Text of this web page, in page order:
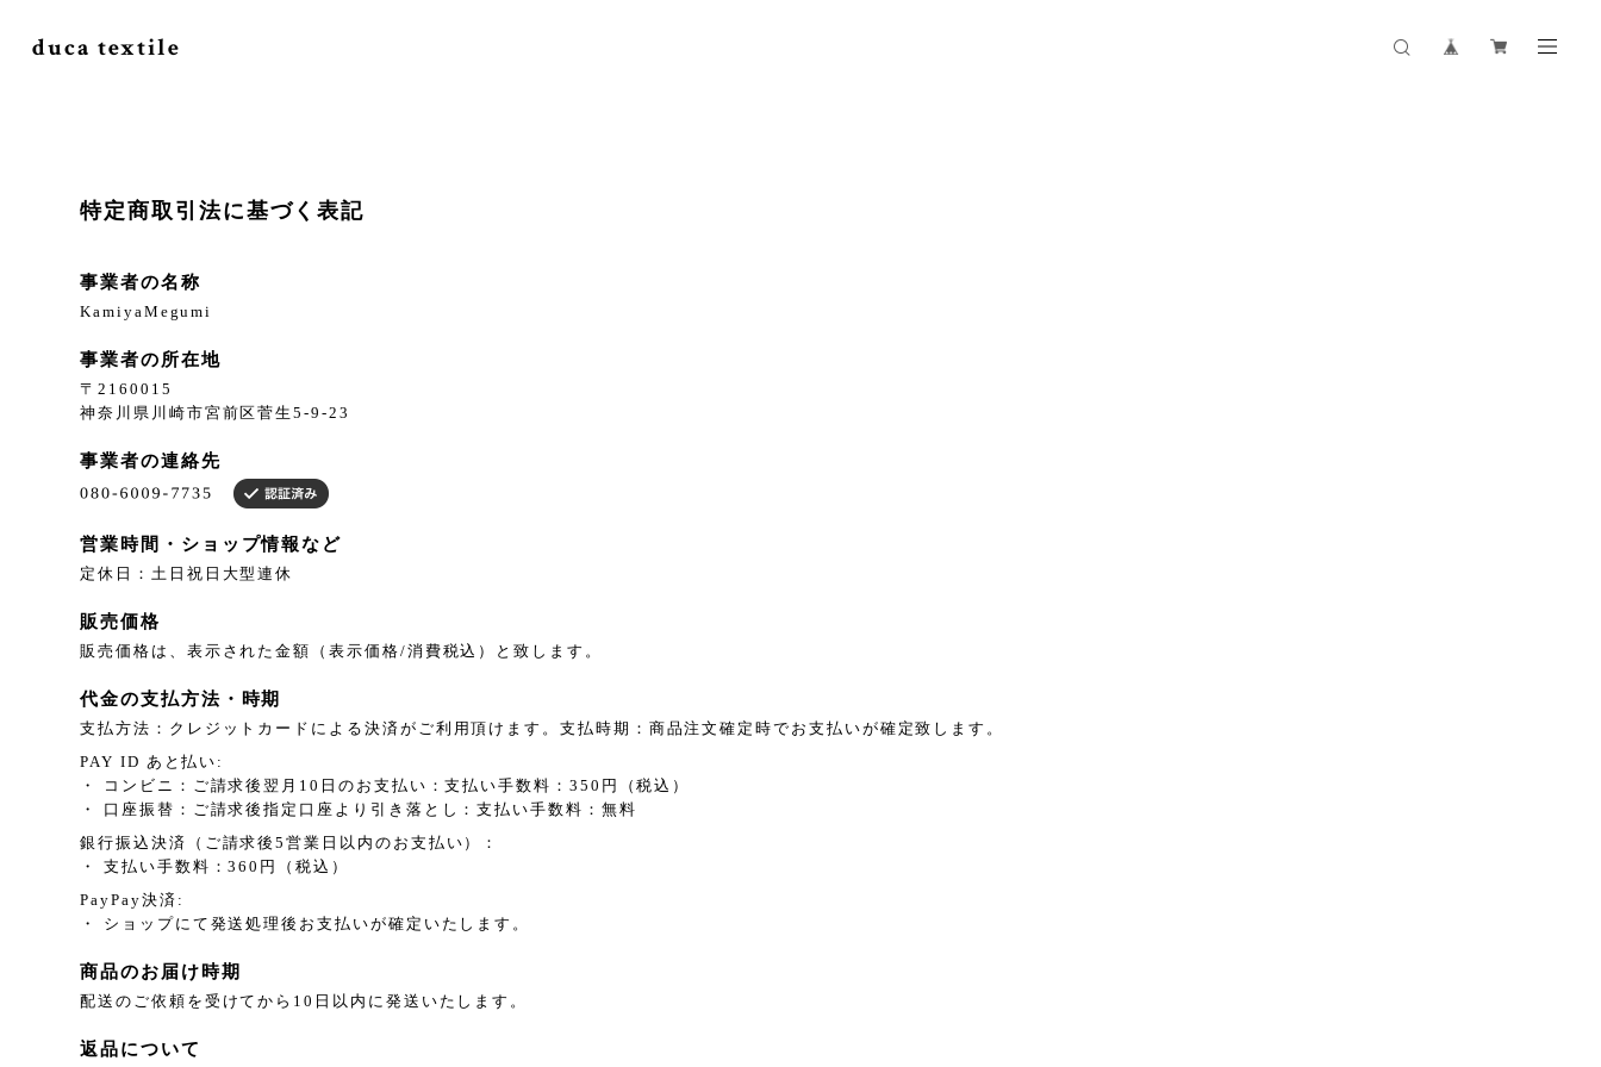
duca textile
特定商取引法に基づく表記
事業者の名称
KamiyaMegumi
事業者の所在地
〒2160015
神奈川県川崎市宮前区菅生5-9-23
事業者の連絡先
営業時間・ショップ情報など
定休日：土日祝日大型連休
販売価格
販売価格は、表示された金額（表示価格/消費税込）と致します。
代金の支払方法・時期
支払方法：クレジットカードによる決済がご利用頂けます。支払時期：商品注文確定時でお支払いが確定致します。
PAY ID あと払い:
・ コンビニ：ご請求後翌月10日のお支払い：支払い手数料：350円（税込）
・ 口座振替：ご請求後指定口座より引き落とし：支払い手数料：無料
銀行振込決済（ご請求後5営業日以内のお支払い）：
・ 支払い手数料：360円（税込）
PayPay決済:
・ ショップにて発送処理後お支払いが確定いたします。
商品のお届け時期
配送のご依頼を受けてから10日以内に発送いたします。
返品について